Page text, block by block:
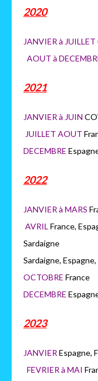
2020
JANVIER à JUILLET
AOUT à
2021
JANVIER à JUIN
JUILLET AOUT
DECEMBRE
2022
JANVIER à MARS
AVRIL France,
Sardaigne,
OCTOBRE
DECEMBRE
2023
JANVIER
FEVRIER à MAI